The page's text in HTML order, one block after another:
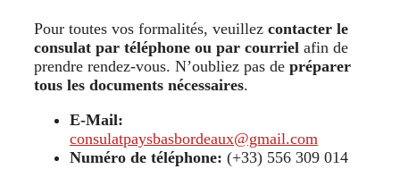
Pour toutes vos formalités, veuillez contacter le
consulat par téléphone ou par courriel afin de
prendre rendez-vous. N’oubliez pas de préparer
tous les documents nécessaires.
E-Mail:
consulatpaysbasbordeaux@gmail.com
Numéro de téléphone: (+33) 556 309 014